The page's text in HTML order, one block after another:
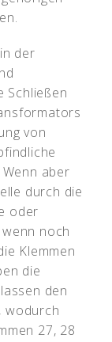
der
Schließen
von
aber
durch die
oder
noch
Klemmen
die
den
wodurch
27, 28